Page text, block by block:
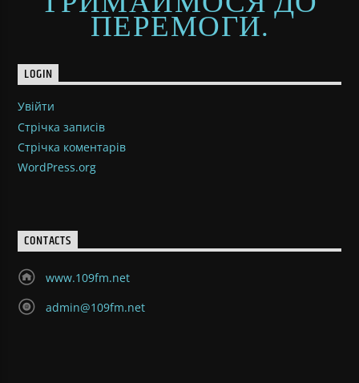
ПЕРЕМОГИ.
LOGIN
Увійти
Стрічка записів
Стрічка коментарів
WordPress.org
CONTACTS
www.109fm.net
admin@109fm.net